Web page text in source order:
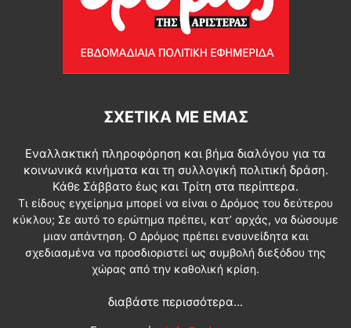
ΣΧΕΤΙΚΆ ΜΕ ΕΜΆΣ
Εναλλακτική πληροφόρηση και βήμα διαλόγου για τα
κοινωνικά κινήματα και τη συλλογική πολιτική δράση.
Κάθε Σάββατο έως και Τρίτη στα περίπτερα.
Τι είδους εγχείρημα μπορεί να είναι ο Δρόμος του δεύτερου
κύκλου; Σε αυτό το ερώτημα πρέπει, κατ’ αρχάς, να δώσουμε
μιαν απάντηση. Ο Δρόμος πρέπει ενσυνείδητα και
σχεδιασμένα να προσδιοριστεί ως συμβολή διεξόδου της
χώρας από την καθολική κρίση.
διαβάστε περισσότερα...